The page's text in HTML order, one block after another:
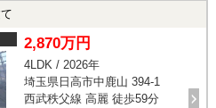
2,870万円
4LDK / 2026年
埼玉県日高市中鹿山 394-1
西武秩父線 高麗 徒歩59分